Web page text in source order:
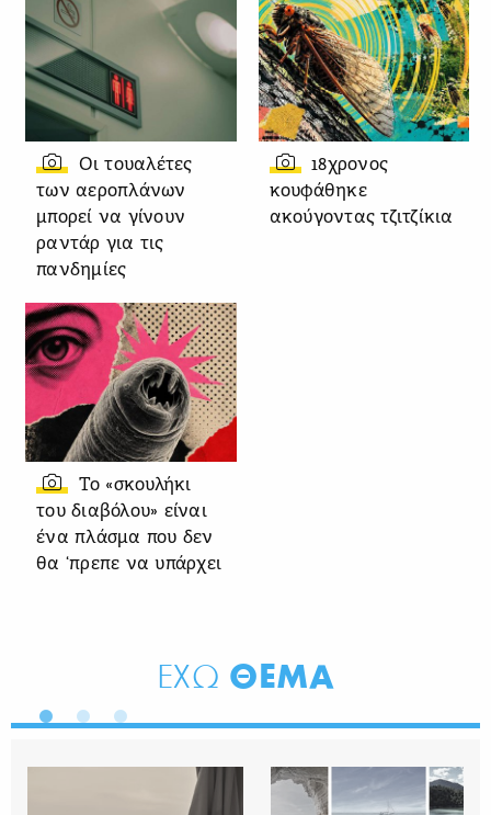
Οι τουαλέτες
των αεροπλάνων
μπορεί να γίνουν
ραντάρ για τις
πανδημίες
18χρονος
κουφάθηκε
ακούγοντας τζιτζίκια
Το «σκουλήκι
του διαβόλου» είναι
ένα πλάσμα που δεν
θα ‘πρεπε να υπάρχει
ΕΧΩ ΘΕΜΑ